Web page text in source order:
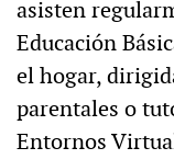
asisten
Educación
el hogar,
parentales o
Entornos